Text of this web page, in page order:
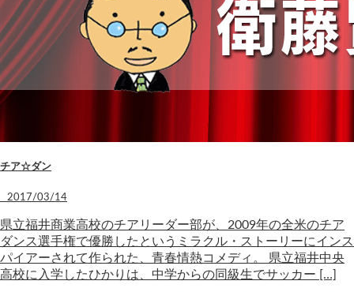
チア☆ダン
2017/03/14
県立福井商業高校のチアリーダー部が、2009年の全米のチア
ダンス選手権で優勝したというミラクル・ストーリーにインス
パイアーされて作られた、青春情熱コメディ。 県立福井中央
高校に入学したひかりは、中学からの同級生でサッカー […]